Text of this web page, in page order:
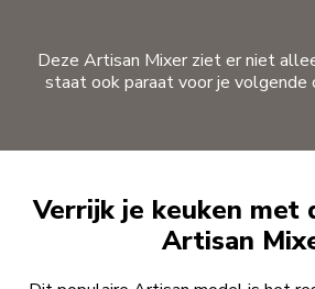
Deze Artisan Mixer ziet er niet
staat ook paraat voor je volgende
Verrijk je keuken met
Artisan